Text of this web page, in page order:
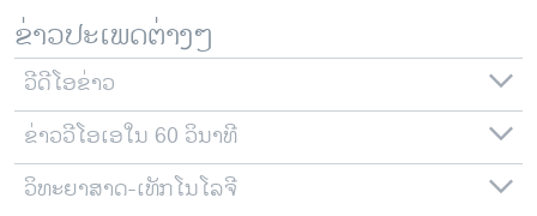
ພາສາຕ່າງໆ
ຂ່າວປະເພດຕ່າງໆ
ວີດີໂອຂ່າວ
ຂ່າວວີໂອເອໃນ 60 ວິນາທີ
ວິທະຍາສາດ-ເທັກໂນໂລຈີ